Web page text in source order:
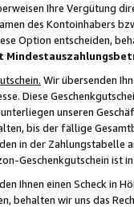
Ihre Vergütung
des Kontoinhabers
Option entscheiden,
Wir übersenden
Diese
unseren
bis der fällige
in der
Geschenkgutschein ist
Ihnen einen Scheck in
behalten wir uns das